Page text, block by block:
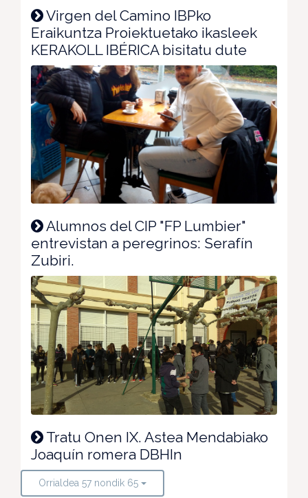
Virgen del Camino IBPko
Eraikuntza Proiektuetako ikasleek
KERAKOLL IBÉRICA bisitatu dute
Alumnos del CIP "FP Lumbier"
entrevistan a peregrinos: Serafín
Zubiri.
Tratu Onen IX. Astea Mendabiako
Joaquín romera DBHIn
Orrialdea 57 nondik 65